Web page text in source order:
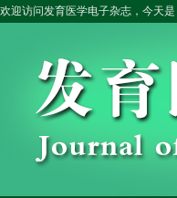
欢迎访问发育医学电子杂志，今天是